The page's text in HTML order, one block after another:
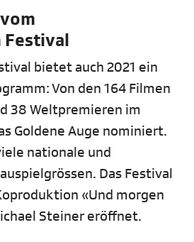
Festival
bietet auch 2021 ein
Von den 164 Filmen
38 Weltpremieren im
Goldene Auge nominiert.
nationale und
Das Festival
«Und morgen
Steiner eröffnet.